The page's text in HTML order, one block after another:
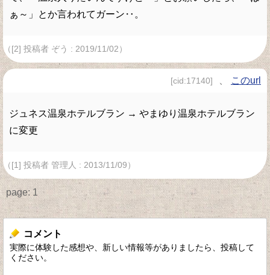
ぁ～」とか言われてガーン‥。
（[2] 投稿者 ぞう : 2019/11/02）
[cid:17140] このurl
ジュネス温泉ホテルブラン → やまゆり温泉ホテルブラン
に変更
（[1] 投稿者 管理人 : 2013/11/09）
page: 1
コメント
実際に体験した感想や、新しい情報等がありましたら、投稿して
ください。